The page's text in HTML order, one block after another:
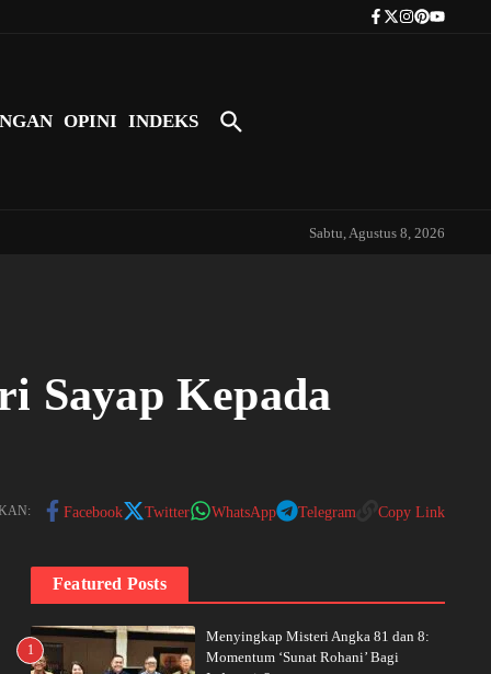
Tokoh Indonesia Pertama yang
OPINI INDEKS
Sabtu, Agustus 8, 2026
Sayap Kepada
Facebook Twitter WhatsApp Telegram Copy Link
Featured Posts
1
Menyingkap Misteri Angka 81 dan 8:
Momentum ‘Sunat Rohani’ Bagi